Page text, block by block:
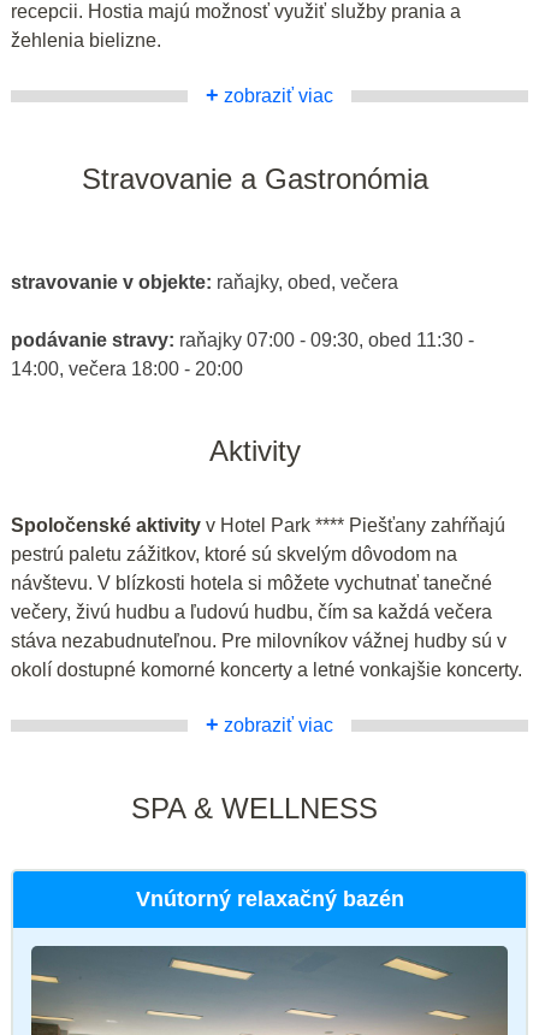
recepcii. Hostia majú možnosť využiť služby prania a
žehlenia bielizne.
+ zobraziť viac
Stravovanie a Gastronómia
stravovanie v objekte: raňajky, obed, večera
podávanie stravy: raňajky 07:00 - 09:30, obed 11:30 -
14:00, večera 18:00 - 20:00
Aktivity
Spoločenské aktivity v Hotel Park **** Piešťany zahŕňajú
pestrú paletu zážitkov, ktoré sú skvelým dôvodom na
návštevu. V blízkosti hotela si môžete vychutnať tanečné
večery, živú hudbu a ľudovú hudbu, čím sa každá večera
stáva nezabudnuteľnou. Pre milovníkov vážnej hudby sú v
okolí dostupné komorné koncerty a letné vonkajšie koncerty.
+ zobraziť viac
SPA & WELLNESS
Vnútorný relaxačný bazén